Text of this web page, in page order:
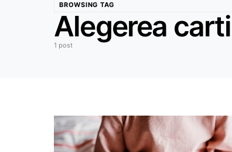
BROWSING TAG
Alegerea
1 post